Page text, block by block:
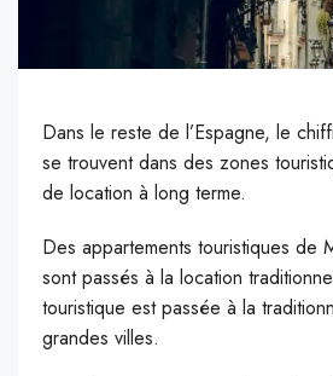
Dans le reste de l’Espagne, le
se trouvent dans des zones
de location à long terme.
Des appartements touristiques de
sont passés à la location
touristique est passée à la
grandes villes.